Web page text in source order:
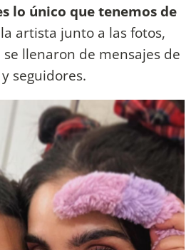
lo único que tenemos de
artista junto a las fotos,
llenaron de mensajes de
seguidores.